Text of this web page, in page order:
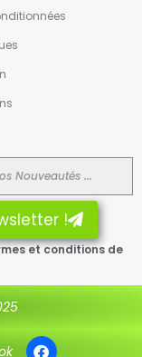
!
et conditions de